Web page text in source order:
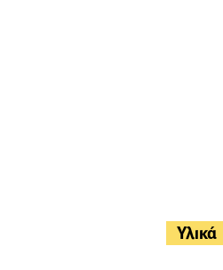
Υλικά